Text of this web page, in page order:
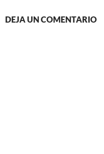
DEJA UN COMENTARIO